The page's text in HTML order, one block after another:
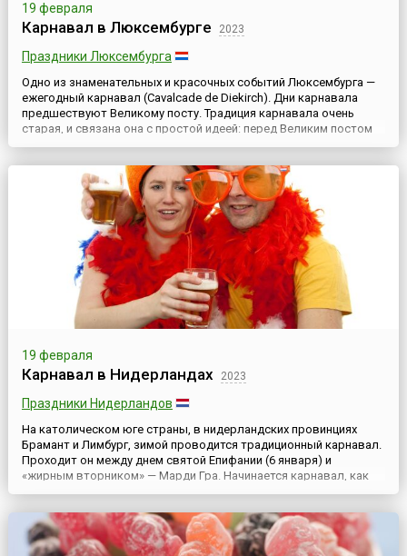
19 февраля
Карнавал в Люксембурге 2023
Праздники Люксембурга
Одно из знаменательных и красочных событий Люксембурга —
ежегодный карнавал (Cavalcade de Diekirch). Дни карнавала
предшествуют Великому посту. Традиция карнавала очень
старая, и связана она с простой идеей: перед Великим постом
надо всласть наесться, напиться и нагуляться. Что может быть
воскресенье, понедельник и вторник — пик люксембур...
19 февраля
Карнавал в Нидерландах 2023
Праздники Нидерландов
На католическом юге страны, в нидерландских провинциях
Брамант и Лимбург, зимой проводится традиционный карнавал.
Проходит он между днем святой Епифании (6 января) и
«жирным вторником» — Марди Гра. Начинается карнавал, как
правило, в феврале или начале марта, за 40 дней до Пасхи,
предшествуют Великому посту. Традиция карнавала очень
старая, ...